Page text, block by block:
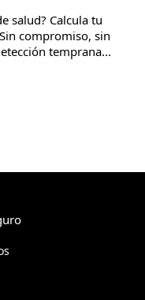
salud? Calcula tu
compromiso, sin
temprana...